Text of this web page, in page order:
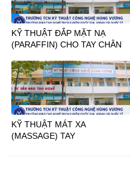
KỸ THUẬT ĐẮP MẶT NẠ
(PARAFFIN) CHO TAY CHÂN
KỸ THUẬT MÁT XA
(MASSAGE) TAY